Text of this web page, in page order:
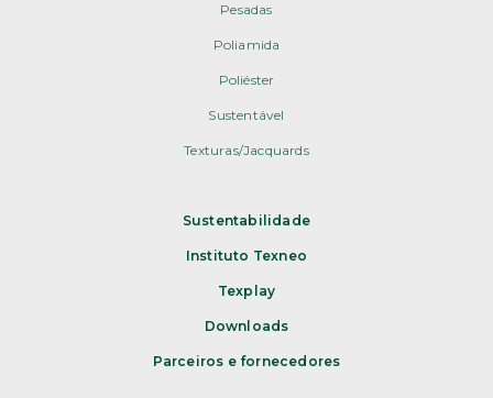
Pesadas
Poliamida
Poliéster
Sustentável
Texturas/Jacquards
Sustentabilidade
Instituto Texneo
Texplay
Downloads
Parceiros e fornecedores